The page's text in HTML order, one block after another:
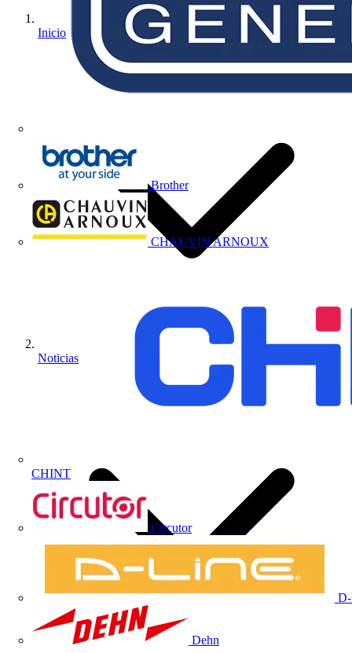
Brother
CHAUVIN ARNOUX
CHINT
Circutor
Dehn
Inicio
Noticias